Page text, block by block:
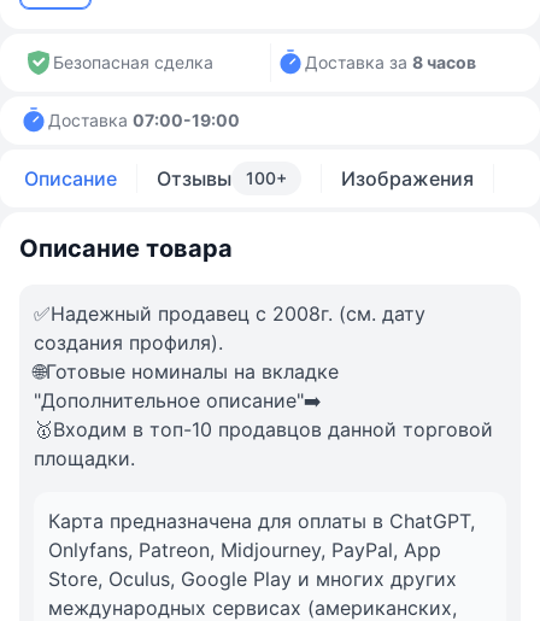
Безопасная сделка Доставка за 8 часов
Доставка 07:00-19:00
Описание Отзывы 100+ Изображения
Описание товара
✅Надежный продавец с 2008г. (см. дату
создания профиля).
🌐Готовые номиналы на вкладке
"Дополнительное описание"➡️
🥇Входим в топ-10 продавцов данной торговой
площадки.
Карта предназначена для оплаты в ChatGPT,
Onlyfans, Patreon, Midjourney, PayPal, App
Store, Oculus, Google Play и многих других
международных сервисах (американских,